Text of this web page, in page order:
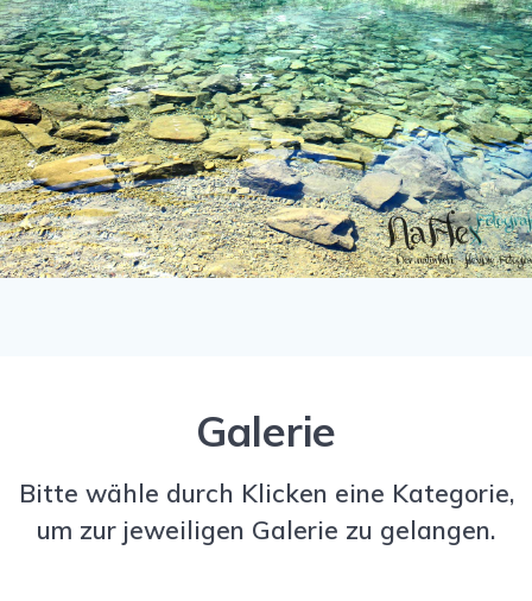
Galerie
Bitte wähle durch Klicken eine Kategorie,
um zur jeweiligen Galerie zu gelangen.